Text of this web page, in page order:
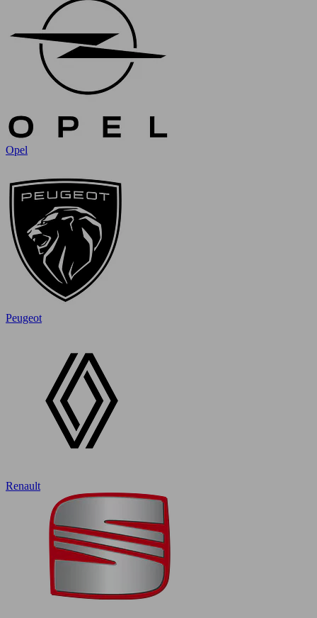
Opel
Peugeot
Renault